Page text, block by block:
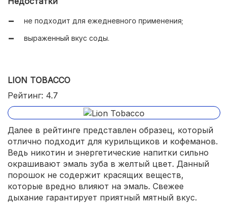
не подходит для ежедневного применения;
выраженный вкус соды.
LION TOBACCO
Рейтинг: 4.7
Далее в рейтинге представлен образец, который
отлично подходит для курильщиков и кофеманов.
Ведь никотин и энергетические напитки сильно
окрашивают эмаль зуба в желтый цвет. Данный
порошок не содержит красящих веществ,
которые вредно влияют на эмаль. Свежее
дыхание гарантирует приятный мятный вкус.